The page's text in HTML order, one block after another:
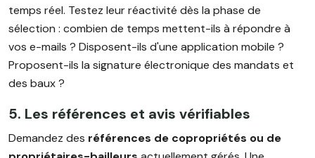
temps réel. Testez leur réactivité dès la phase de
sélection : combien de temps mettent-ils à répondre à
vos e-mails ? Disposent-ils d'une application mobile ?
Proposent-ils la signature électronique des mandats et
des baux ?
5. Les références et avis vérifiables
Demandez des références de copropriétés ou de